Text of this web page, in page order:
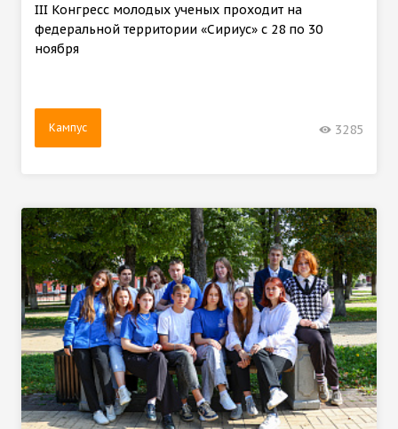
III Конгресс молодых ученых проходит на
федеральной территории «Сириус» с 28 по 30
ноября
Кампус 3285